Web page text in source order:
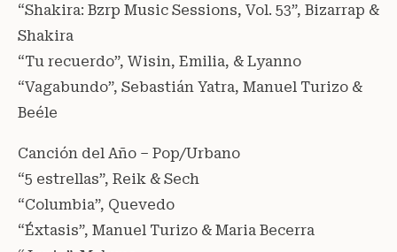
“Shakira: Bzrp Music Sessions, Vol. 53”, Bizarrap &
Shakira
“Tu recuerdo”, Wisin, Emilia, & Lyanno
“Vagabundo”, Sebastián Yatra, Manuel Turizo &
Beéle
Canción del Año – Pop/Urbano
“5 estrellas”, Reik & Sech
“Columbia”, Quevedo
“Éxtasis”, Manuel Turizo & Maria Becerra